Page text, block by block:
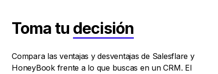
Toma tu decisión
Compara las ventajas y desventajas de Salesflare y
HoneyBook frente a lo que buscas en un CRM. El